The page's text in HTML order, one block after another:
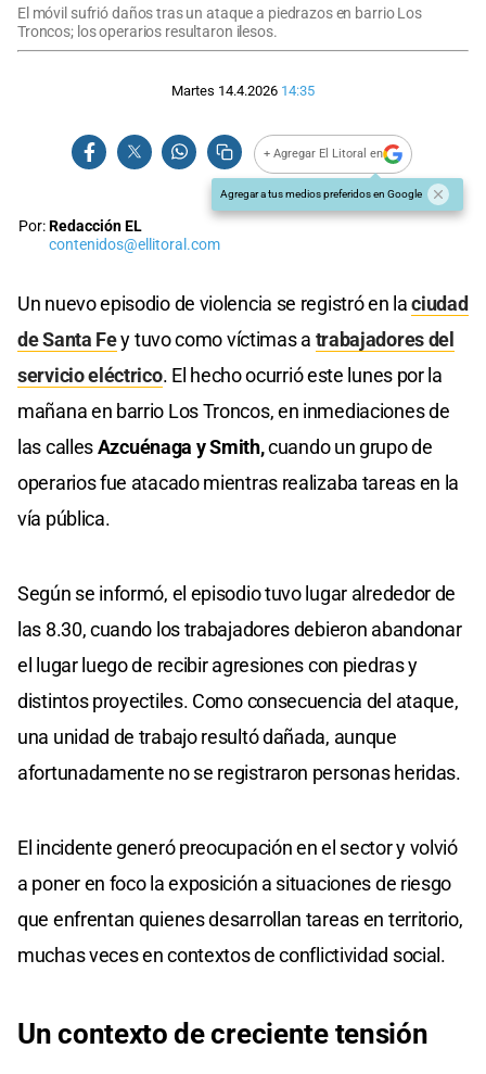
El móvil sufrió daños tras un ataque a piedrazos en barrio Los
Troncos; los operarios resultaron ilesos.
Martes 14.4.2026 14:35
+ Agregar El Litoral en
Agregar a tus medios preferidos en Google
Por:Redacción EL
contenidos@ellitoral.com
Un nuevo episodio de violencia se registró en laciudad
de Santa Fey tuvo como víctimas a trabajadores del
servicio eléctrico. El hecho ocurrió este lunes por la
mañana en barrio Los Troncos, en inmediaciones de
las callesAzcuénaga y Smith,cuando un grupo de
operarios fue atacado mientras realizaba tareas en la
vía pública.
Según se informó, el episodio tuvo lugar alrededor de
las 8.30, cuando los trabajadores debieron abandonar
el lugar luego de recibir agresiones con piedras y
distintos proyectiles. Como consecuencia del ataque,
una unidad de trabajo resultó dañada, aunque
afortunadamente no se registraron personas heridas.
El incidente generó preocupación en el sector y volvió
a poner en foco la exposición a situaciones de riesgo
que enfrentan quienes desarrollan tareas en territorio,
muchas veces en contextos de conflictividad social.
Un contexto de creciente tensión